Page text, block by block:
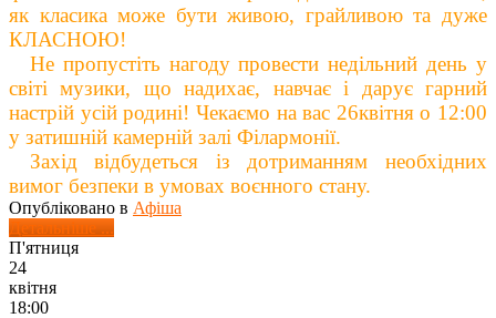
як класика може бути живою, грайливою та дуже
КЛАСНОЮ!
Не пропустіть нагоду провести недільний день у
світі музики, що надихає, навчає і дарує гарний
настрій усій родині! Чекаємо на вас 26квітняо 12:00
у затишній камерній залі Філармонії.
Захід відбудеться із дотриманням необхідних
вимог безпеки в умовах воєнного стану.
Опубліковано в Афіша
Детальніше ...
П'ятниця
24
квітня
18:00